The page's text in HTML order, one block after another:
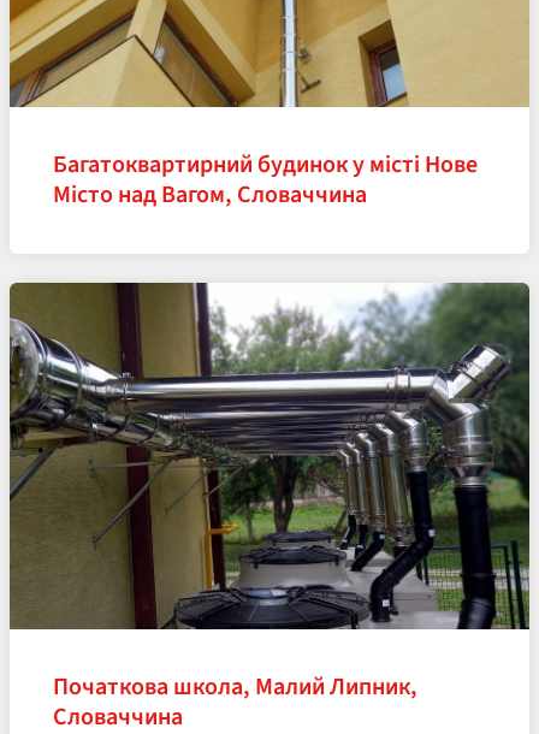
Багатоквартирний будинок у місті Нове
Місто над Вагом, Словаччина
Початкова школа, Малий Липник,
Словаччина